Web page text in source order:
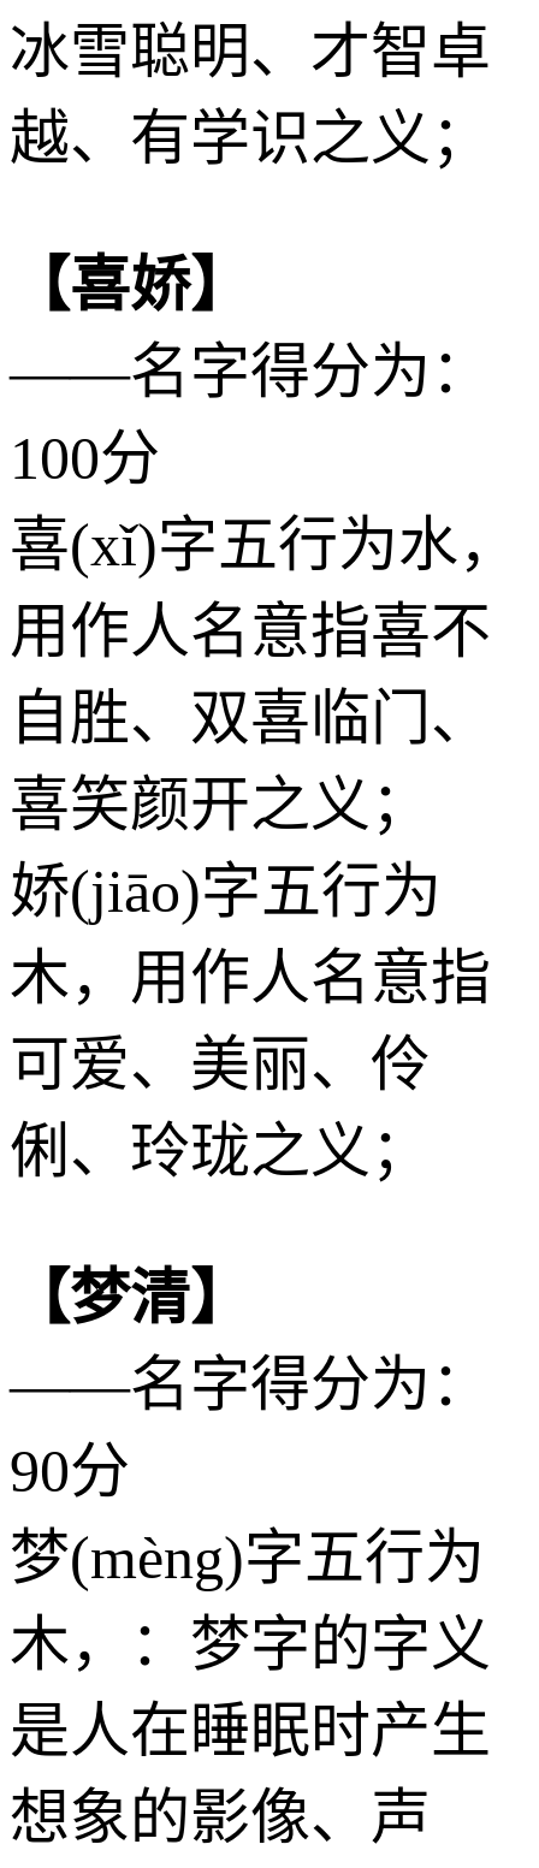
冰雪聪明、才智卓
越、有学识之义；
【喜娇】
——名字得分为：
100分
喜(xǐ)字五行为水，
用作人名意指喜不
自胜、双喜临门、
喜笑颜开之义；
娇(jiāo)字五行为
木，用作人名意指
可爱、美丽、伶
俐、玲珑之义；
【梦清】
——名字得分为：
90分
梦(mèng)字五行为
木，：梦字的字义
是人在睡眠时产生
想象的影像、声